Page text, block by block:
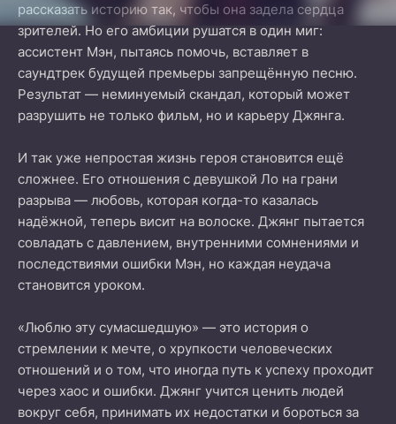
рассказать историю так, чтобы она задела сердца
зрителей. Но его амбиции рушатся в один миг:
ассистент Мэн, пытаясь помочь, вставляет в
саундтрек будущей премьеры запрещённую песню.
Результат — неминуемый скандал, который может
разрушить не только фильм, но и карьеру Джянга.
И так уже непростая жизнь героя становится ещё
сложнее. Его отношения с девушкой Ло на грани
разрыва — любовь, которая когда-то казалась
надёжной, теперь висит на волоске. Джянг пытается
совладать с давлением, внутренними сомнениями и
последствиями ошибки Мэн, но каждая неудача
становится уроком.
«Люблю эту сумасшедшую» — это история о
стремлении к мечте, о хрупкости человеческих
отношений и о том, что иногда путь к успеху проходит
через хаос и ошибки. Джянг учится ценить людей
вокруг себя, принимать их недостатки и бороться за